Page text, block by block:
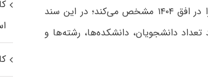
دانشگاه بود که مسیر دانشگاه بین‌المللی امام خمینی (ره) را در افق ۱۴۰۴ مشخص می‌کند؛ در این سند
به آن دست یابد مانند تعداد دانشجویان، دانشکده‌ها، رشته‌ها و